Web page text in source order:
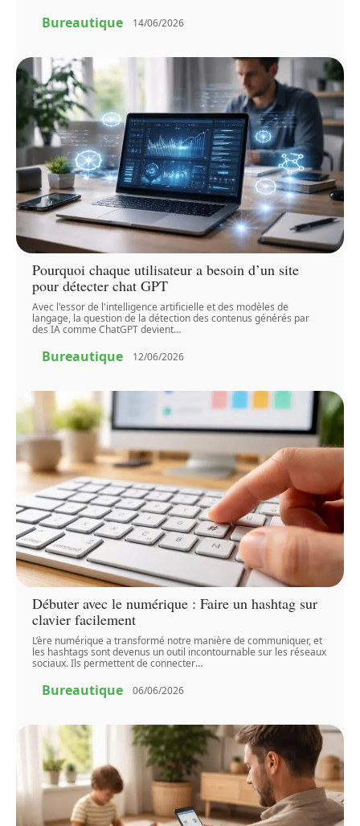
Bureautique 14/06/2026
Pourquoi chaque utilisateur a besoin d’un site
pour détecter chat GPT
Avec l'essor de l'intelligence artificielle et des modèles de
langage, la question de la détection des contenus générés par
des IA comme ChatGPT devient…
Bureautique 12/06/2026
Débuter avec le numérique : Faire un hashtag sur
clavier facilement
L’ère numérique a transformé notre manière de communiquer, et
les hashtags sont devenus un outil incontournable sur les réseaux
sociaux. Ils permettent de connecter…
Bureautique 06/06/2026